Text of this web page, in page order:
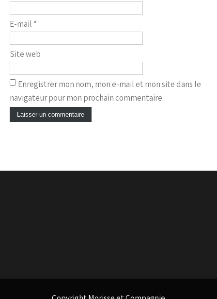
E-mail *
Site web
Enregistrer mon nom, mon e-mail et mon site dans le
navigateur pour mon prochain commentaire.